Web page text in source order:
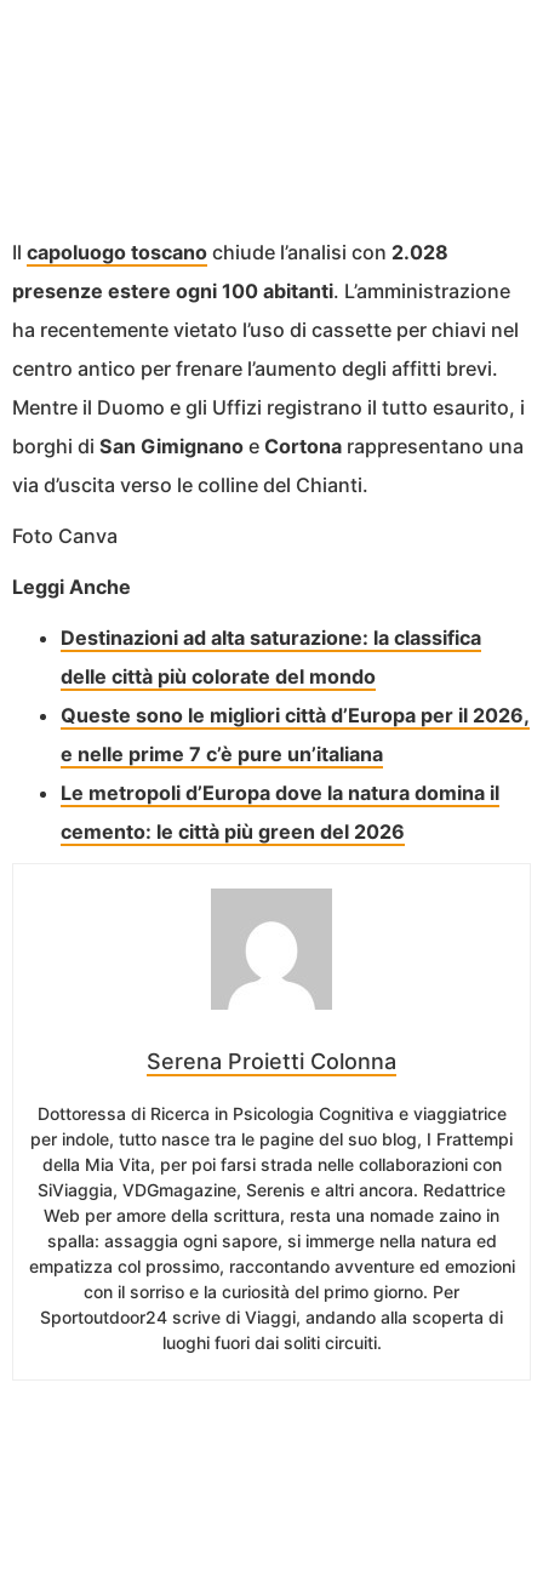
Il capoluogo toscano chiude l’analisi con 2.028
presenze estere ogni 100 abitanti. L’amministrazione
ha recentemente vietato l’uso di cassette per chiavi nel
centro antico per frenare l’aumento degli affitti brevi.
Mentre il Duomo e gli Uffizi registrano il tutto esaurito, i
borghi di San Gimignano e Cortona rappresentano una
via d’uscita verso le colline del Chianti.
Foto Canva
Leggi Anche
Destinazioni ad alta saturazione: la classifica
delle città più colorate del mondo
Queste sono le migliori città d’Europa per il 2026,
e nelle prime 7 c’è pure un’italiana
Le metropoli d’Europa dove la natura domina il
cemento: le città più green del 2026
Serena Proietti Colonna
Dottoressa di Ricerca in Psicologia Cognitiva e viaggiatrice
per indole, tutto nasce tra le pagine del suo blog, I Frattempi
della Mia Vita, per poi farsi strada nelle collaborazioni con
SiViaggia, VDGmagazine, Serenis e altri ancora. Redattrice
Web per amore della scrittura, resta una nomade zaino in
spalla: assaggia ogni sapore, si immerge nella natura ed
empatizza col prossimo, raccontando avventure ed emozioni
con il sorriso e la curiosità del primo giorno. Per
Sportoutdoor24 scrive di Viaggi, andando alla scoperta di
luoghi fuori dai soliti circuiti.